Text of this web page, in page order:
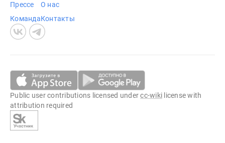
Прессе
Команда
О нас
Контакты
Public user contributions licensed undercc-wiki license with
attribution required